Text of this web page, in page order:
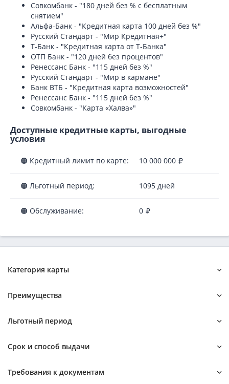
Совкомбанк - "180 дней без % с бесплатным
снятием"
Альфа-Банк - "Кредитная карта 100 дней без %"
Русский Стандарт - "Мир Кредитная+"
Т-Банк - "Кредитная карта от Т-Банка"
ОТП Банк - "120 дней без процентов"
Ренессанс Банк - "115 дней без %"
Русский Стандарт - "Мир в кармане"
Банк ВТБ - "Кредитная карта возможностей"
Ренессанс Банк - "115 дней без %"
Совкомбанк - "Карта «Халва»"
Доступные кредитные карты, выгодные
условия
🟠 Кредитный лимит по карте: 10 000 000
🟠 Льготный период: 1095 дней
🟠 Обслуживание: 0
Категория карты
Classic
Преимущества
Срочно
Со 100 процентным одобрением
Которые дают всем
Бесплатные
С бонусами
Льготный период
С льготным периодом
С льготным периодом 100 дней
Срок и способ выдачи
По почте
В день обращения
Требования к документам